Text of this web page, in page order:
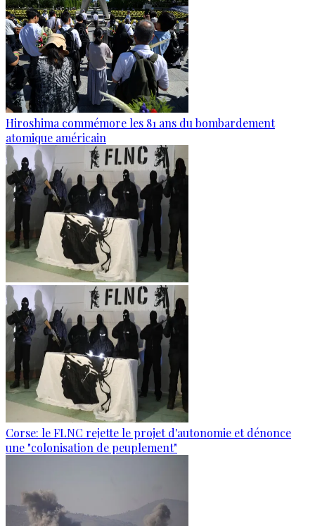
Hiroshima commémore les 81 ans du bombardement
atomique américain
Corse: le FLNC rejette le projet d'autonomie et dénonce
une "colonisation de peuplement"